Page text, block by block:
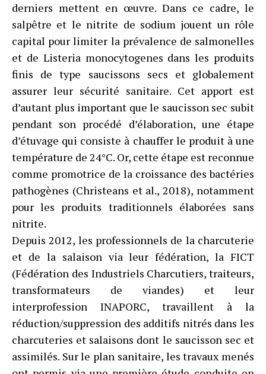
derniers mettent en œuvre. Dans ce cadre, le
salpêtre et le nitrite de sodium jouent un rôle
capital pour limiter la prévalence de salmonelles
et de Listeria monocytogenes dans les produits
finis de type saucissons secs et globalement
assurer leur sécurité sanitaire. Cet apport est
d’autant plus important que le saucisson sec subit
pendant son procédé d’élaboration, une étape
d’étuvage qui consiste à chauffer le produit à une
température de 24°C. Or, cette étape est reconnue
comme promotrice de la croissance des bactéries
pathogènes (Christeans et al., 2018), notamment
pour les produits traditionnels élaborées sans
nitrite.
Depuis 2012, les professionnels de la charcuterie
et de la salaison via leur fédération, la FICT
(Fédération des Industriels Charcutiers, traiteurs,
transformateurs de viandes) et leur
interprofession INAPORC, travaillent à la
réduction/suppression des additifs nitrés dans les
charcuteries et salaisons dont le saucisson sec et
assimilés. Sur le plan sanitaire, les travaux menés